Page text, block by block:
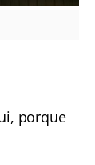
porque